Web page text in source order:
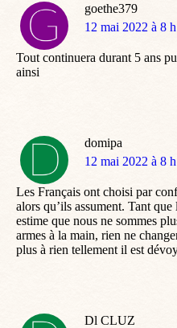
goethe379
dit
12 mai 2022 à 8
Tout continuera durant 5 ans
ainsi
domipa
dit
12 mai 2022 à 8
Les Français ont choisi par
alors qu’ils assument. Tant
estime que nous ne sommes
armes à la main, rien ne
plus à rien tellement il est
Dl CLUZ